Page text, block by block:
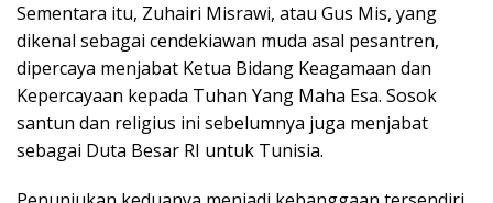
Sementara itu, Zuhairi Misrawi, atau Gus Mis, yang
dikenal sebagai cendekiawan muda asal pesantren,
dipercaya menjabat Ketua Bidang Keagamaan dan
Kepercayaan kepada Tuhan Yang Maha Esa. Sosok
santun dan religius ini sebelumnya juga menjabat
sebagai Duta Besar RI untuk Tunisia.